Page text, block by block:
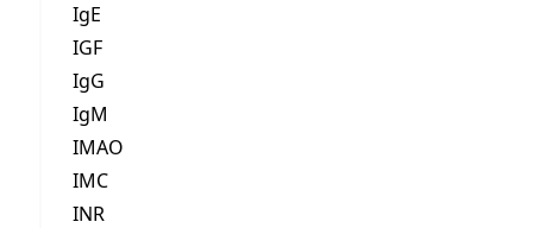
IgE
IGF
IgG
IgM
IMAO
IMC
INR